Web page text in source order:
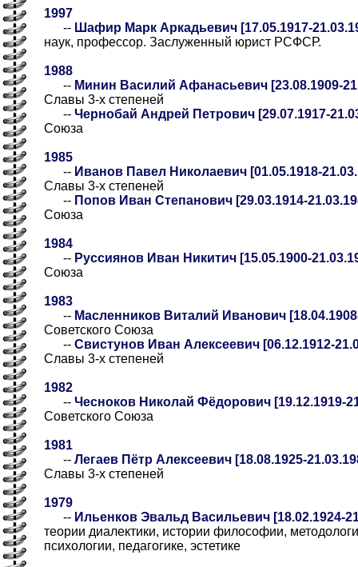
1997
-- Шафир Марк Аркадьевич [17.05.1917-
наук, профессор. Заслуженный юрист РСФСР.
1988
-- Минин Василий Афанасьевич [23.08.1909-
Славы 3-х степеней
-- Чернобай Андрей Петрович [29.07.1917-
Союза
1985
-- Иванов Павел Николаевич [01.05.1918-
Славы 3-х степеней
-- Попов Иван Степанович [29.03.1914-
Союза
1984
-- Руссиянов Иван Никитич [15.05.1900-
Союза
1983
-- Масленников Виталий Иванович
Советского Союза
-- Свистунов Иван Алексеевич [06.12.1912-
Славы 3-х степеней
1982
-- Чесноков Николай Фёдорович [19.12.1919-
Советского Союза
1981
-- Легаев Пётр Алексеевич [18.08.1925-
Славы 3-х степеней
1979
-- Ильенков Эвальд Васильевич [18.02.1924-
теории диалектики, истории философии,
психологии, педагогике, эстетике